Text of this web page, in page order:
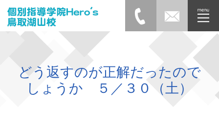
どう返すのが正解だったので
しょうか ５／３０（土）